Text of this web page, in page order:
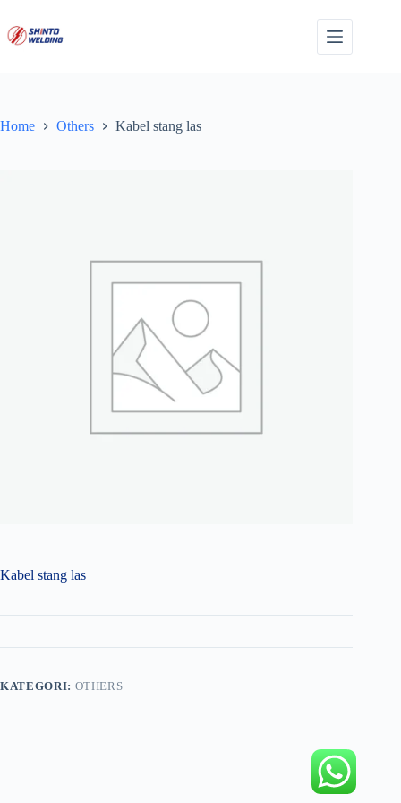
content
Home Others Kabel stang las
Kabel stang las
KATEGORI: OTHERS